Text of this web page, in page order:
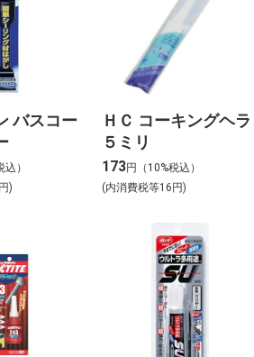
バスコー
）
)
ＨＣ コーキングヘラ
５ミリ
173円（10%税込）
(内消費税等16円)